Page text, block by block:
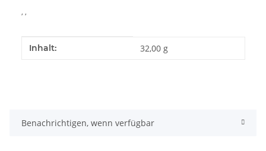
, ,
Produkteigenschaft
Wert
Inhalt: 32,00 g
Benachrichtigen, wenn verfügbar